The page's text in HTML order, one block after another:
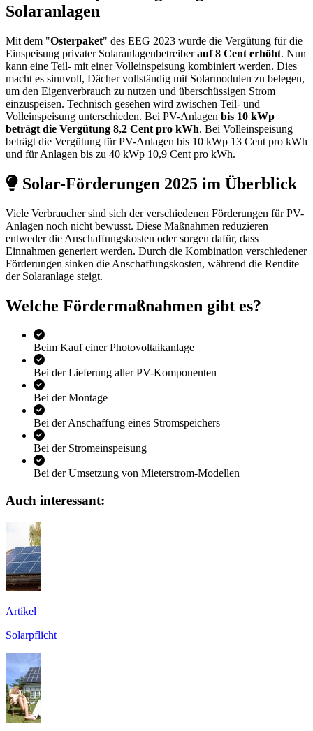
Solaranlagen
Mit dem "Osterpaket" des EEG 2023 wurde die Vergütung für die
Einspeisung privater Solaranlagenbetreiberauf 8 Cent erhöht. Nun
kann eine Teil- mit einer Volleinspeisung kombiniert werden. Dies
macht es sinnvoll, Dächer vollständig mit Solarmodulen zu belegen,
um den Eigenverbrauch zu nutzen und überschüssigen Strom
einzuspeisen. Technisch gesehen wird zwischen Teil- und
Volleinspeisung unterschieden. Bei PV-Anlagen bis 10 kWp
beträgt die Vergütung 8,2 Cent pro kWh. Bei Volleinspeisung
beträgt die Vergütung für PV-Anlagen bis 10 kWp 13 Cent pro kWh
und für Anlagen bis zu 40 kWp 10,9 Cent pro kWh.
Solar-Förderungen 2025 im Überblick
Viele Verbraucher sind sich der verschiedenen Förderungen für PV-
Anlagen noch nicht bewusst. Diese Maßnahmen reduzieren
entweder die Anschaffungskosten oder sorgen dafür, dass
Einnahmen generiert werden. Durch die Kombination verschiedener
Förderungen sinken die Anschaffungskosten, während die Rendite
der Solaranlage steigt.
Welche Fördermaßnahmen gibt es?
Beim Kauf einer Photovoltaikanlage
Bei der Lieferung aller PV-Komponenten
Bei der Montage
Bei der Anschaffung eines Stromspeichers
Bei der Stromeinspeisung
Bei der Umsetzung von Mieterstrom-Modellen
Auch interessant:
Artikel
Solarpflicht